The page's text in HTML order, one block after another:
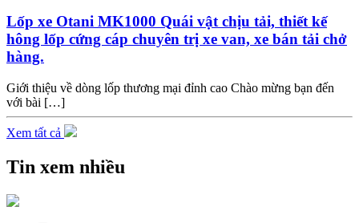
Lốp xe Otani MK1000 Quái vật chịu tải, thiết kế
hông lốp cứng cáp chuyên trị xe van, xe bán tải chở
hàng.
Giới thiệu về dòng lốp thương mại đỉnh cao Chào mừng bạn đến
với bài […]
Xem tất cả
Tin xem nhiều